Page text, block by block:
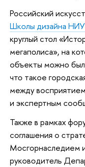
Российский
Школы дизайна
круглый стол
мегаполиса», на
объекты можно
что такое
между
и экспертным
Также в рамках
соглашения о
Мосгорнаследием
руководитель